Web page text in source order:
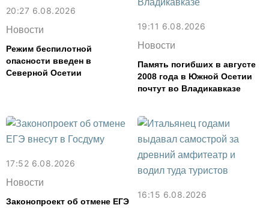
20:27 6.08.2026
Новости
Режим беспилотной
опасности введен в
Северной Осетии
19:11 6.08.2026
Новости
Память погибших в августе
2008 года в Южной Осетии
почтут во Владикавказе
17:52 6.08.2026
Новости
Законопроект об отмене ЕГЭ
16:15 6.08.2026